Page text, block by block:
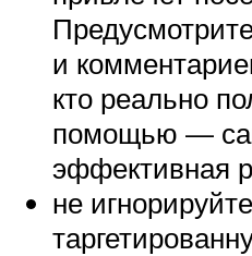
и
кто реально
помощью —
эффективная
не